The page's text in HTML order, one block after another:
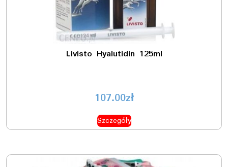
Livisto Hyalutidin 125ml
107.00zł
Szczegóły